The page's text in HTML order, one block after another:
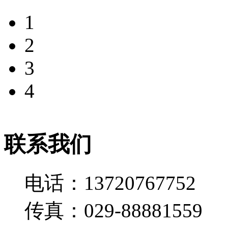
1
2
3
4
联系我们
电话：13720767752
传真：029-88881559